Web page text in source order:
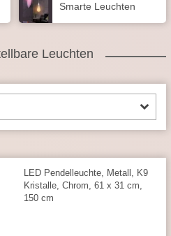
Smarte Leuchten
Leuchten
LED Pendelleuchte, Metall, K9
Kristalle, Chrom, 61 x 31 cm,
150 cm